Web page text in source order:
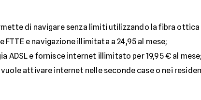
di navigare senza limiti utilizzando la fibra ottica
FTTE e navigazione illimitata a 24,95 al mese;
ADSL e fornisce internet illimitato per 19,95 € al mese;
attivare internet nelle seconde case o nei